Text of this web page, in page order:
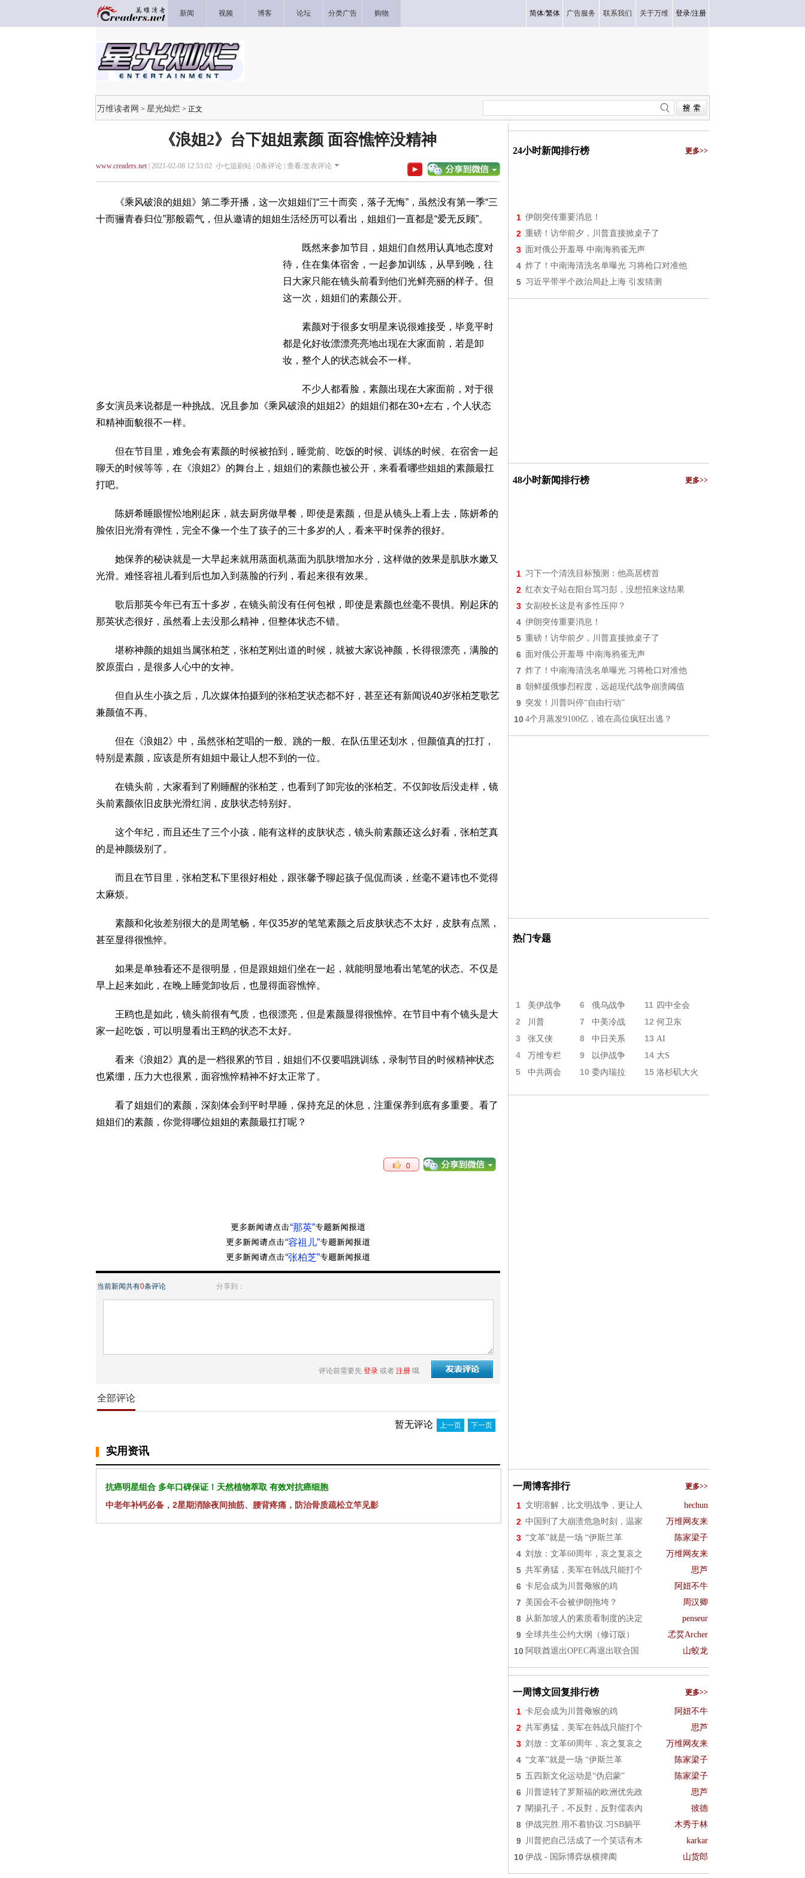
新闻 视频 博客 论坛 分类广告 购物 简体/繁体 广告服务 联系我们 关于万维 登录/注册
万维读者网 > 星光灿烂 > 正文
《浪姐2》台下姐姐素颜 面容憔悴没精神
www.creaders.net| 2021-02-08 12:53:02 小七追剧站 | 0条评论 | 查看/发表评论
《乘风破浪的姐姐》第二季开播，这一次姐姐们“三十而奕，落子无悔”，虽然没有第一季“三
十而骊青春归位”那般霸气，但从邀请的姐姐生活经历可以看出，姐姐们一直都是“爱无反顾”。
既然来参加节目，姐姐们自然用认真地态度对
待，住在集体宿舍，一起参加训练，从早到晚，往
日大家只能在镜头前看到他们光鲜亮丽的样子。但
这一次，姐姐们的素颜公开。
素颜对于很多女明星来说很难接受，毕竟平时
都是化好妆漂漂亮亮地出现在大家面前，若是卸
妆，整个人的状态就会不一样。
不少人都看脸，素颜出现在大家面前，对于很
多女演员来说都是一种挑战。况且参加《乘风破浪的姐姐2》的姐姐们都在30+左右，个人状态
和精神面貌很不一样。
但在节目里，难免会有素颜的时候被拍到，睡觉前、吃饭的时候、训练的时候、在宿舍一起
聊天的时候等等，在《浪姐2》的舞台上，姐姐们的素颜也被公开，来看看哪些姐姐的素颜最扛
打吧。
陈妍希睡眼惺忪地刚起床，就去厨房做早餐，即使是素颜，但是从镜头上看上去，陈妍希的
脸依旧光滑有弹性，完全不像一个生了孩子的三十多岁的人，看来平时保养的很好。
她保养的秘诀就是一大早起来就用蒸面机蒸面为肌肤增加水分，这样做的效果是肌肤水嫩又
光滑。难怪容祖儿看到后也加入到蒸脸的行列，看起来很有效果。
歌后那英今年已有五十多岁，在镜头前没有任何包袱，即使是素颜也丝毫不畏惧。刚起床的
那英状态很好，虽然看上去没那么精神，但整体状态不错。
堪称神颜的姐姐当属张柏芝，张柏芝刚出道的时候，就被大家说神颜，长得很漂亮，满脸的
胶原蛋白，是很多人心中的女神。
但自从生小孩之后，几次媒体拍摄到的张柏芝状态都不好，甚至还有新闻说40岁张柏芝歌艺
兼颜值不再。
但在《浪姐2》中，虽然张柏芝唱的一般、跳的一般、在队伍里还划水，但颜值真的扛打，
特别是素颜，应该是所有姐姐中最让人想不到的一位。
在镜头前，大家看到了刚睡醒的张柏芝，也看到了卸完妆的张柏芝。不仅卸妆后没走样，镜
头前素颜依旧皮肤光滑红润，皮肤状态特别好。
这个年纪，而且还生了三个小孩，能有这样的皮肤状态，镜头前素颜还这么好看，张柏芝真
的是神颜级别了。
而且在节目里，张柏芝私下里很好相处，跟张馨予聊起孩子侃侃而谈，丝毫不避讳也不觉得
太麻烦。
素颜和化妆差别很大的是周笔畅，年仅35岁的笔笔素颜之后皮肤状态不太好，皮肤有点黑，
甚至显得很憔悴。
如果是单独看还不是很明显，但是跟姐姐们坐在一起，就能明显地看出笔笔的状态。不仅是
早上起来如此，在晚上睡觉卸妆后，也显得面容憔悴。
王鸥也是如此，镜头前很有气质，也很漂亮，但是素颜显得很憔悴。在节目中有个镜头是大
家一起吃饭，可以明显看出王鸥的状态不太好。
看来《浪姐2》真的是一档很累的节目，姐姐们不仅要唱跳训练，录制节目的时候精神状态
也紧绷，压力大也很累，面容憔悴精神不好太正常了。
看了姐姐们的素颜，深刻体会到平时早睡，保持充足的休息，注重保养到底有多重要。看了
姐姐们的素颜，你觉得哪位姐姐的素颜最扛打呢？
0
“那英”
“容祖儿”
“张柏芝”
当前新闻共有0条评论 分享到：
评论前需要先 登录 或者 注册 哦
全部评论
暂无评论 上一页 下一页
实用资讯
抗癌明星组合 多年口碑保证！天然植物萃取 有效对抗癌细胞
中老年补钙必备，2星期消除夜间抽筋、腰背疼痛，防治骨质疏松立竿见影
24小时新闻排行榜 更多>>
1 伊朗突传重要消息！
2 重磅！访华前夕，川普直接掀桌子了
3 面对俄公开羞辱 中南海鸦雀无声
4 炸了！中南海清洗名单曝光 习将枪口对准他
5 习近平带半个政治局赴上海 引发猜测
48小时新闻排行榜 更多>>
1 习下一个清洗目标预测：他高居榜首
2 红衣女子站在阳台骂习彭，没想招来这结果
3 女副校长这是有多性压抑？
4 伊朗突传重要消息！
5 重磅！访华前夕，川普直接掀桌子了
6 面对俄公开羞辱 中南海鸦雀无声
7 炸了！中南海清洗名单曝光 习将枪口对准他
8 朝鲜援俄惨烈程度，远超现代战争崩溃阈值
9 突发！川普叫停“自由行动”
10 4个月蒸发9100亿，谁在高位疯狂出逃？
热门专题
1 美伊战争 6 俄乌战争 11 四中全会
2 川普 7 中美冷战 12 何卫东
3 张又侠 8 中日关系 13 AI
4 万维专栏 9 以伊战争 14 大S
5 中共两会 10 委内瑞拉 15 洛杉矶大火
一周博客排行 更多>>
1 文明溶解，比文明战争，更让人 hechun
2 中国到了大崩溃危急时刻，温家 万维网友来
3 “文革”就是一场 “伊斯兰革 陈家梁子
4 刘放：文革60周年，哀之复哀之 万维网友来
5 共军勇猛，美军在韩战只能打个 思芦
6 卡尼会成为川普儆猴的鸡 阿妞不牛
7 美国会不会被伊朗拖垮？ 周汉卿
8 从新加坡人的素质看制度的决定 penseur
9 全球共生公约大纲（修订版） 孞烎Archer
10 阿联酋退出OPEC再退出联合国 山蛟龙
一周博文回复排行榜 更多>>
1 卡尼会成为川普儆猴的鸡 阿妞不牛
2 共军勇猛，美军在韩战只能打个 思芦
3 刘放：文革60周年，哀之复哀之 万维网友来
4 “文革”就是一场 “伊斯兰革 陈家梁子
5 五四新文化运动是“伪启蒙” 陈家梁子
6 川普逆转了罗斯福的欧洲优先政 思芦
7 闡揚孔子，不反對，反對儒表內 彼德
8 伊战完胜.用不着协议.习SB躺平 木秀于林
9 川普把自己活成了一个笑话有木 karkar
10 伊战 - 国际博弈纵横捭阖 山货郎